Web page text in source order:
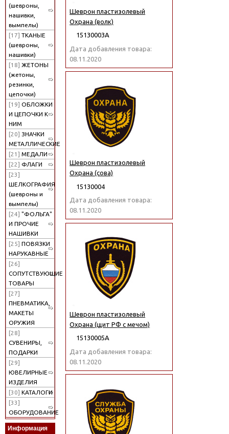
(шевроны,
нашивки,
вымпелы)
[17] ТКАНЫЕ
(шевроны,
нашивки)
[18] ЖЕТОНЫ
(жетоны,
резинки,
цепочки)
[19] ОБЛОЖКИ
И ЦЕПОЧКИ К
НИМ
[20] ЗНАЧКИ
МЕТАЛЛИЧЕСКИЕ
[21] МЕДАЛИ
[22] ФЛАГИ
[23]
ШЕЛКОГРАФИЯ
(шевроны и
вымпелы)
[24] "ФОЛЬГА"
И ПРОЧИЕ
НАШИВКИ
[25] ПОВЯЗКИ
НАРУКАВНЫЕ
[26]
СОПУТСТВУЮЩИЕ
ТОВАРЫ
[27]
ПНЕВМАТИКА,
МАКЕТЫ
ОРУЖИЯ
[28]
СУВЕНИРЫ,
ПОДАРКИ
[29]
ЮВЕЛИРНЫЕ
ИЗДЕЛИЯ
[30] КАТАЛОГИ
[33]
ОБОРУДОВАНИЕ
Информация
Шеврон пластизолевый
Охрана (волк)
15130003А
Дата добавления товара:
08.11.2020
Шеврон пластизолевый
Охрана (сова)
15130004
Дата добавления товара:
08.11.2020
Шеврон пластизолевый
Охрана (щит РФ с мечом)
15130005А
Дата добавления товара:
08.11.2020